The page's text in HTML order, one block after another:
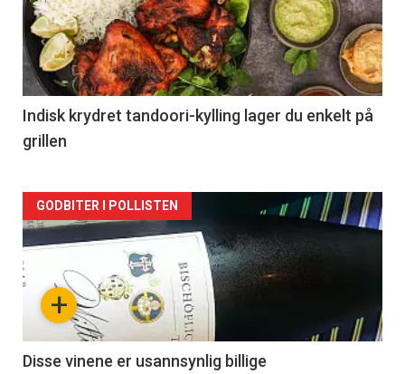
nå
-
2
Indisk krydret tandoori-kylling lager du enkelt på
grillen
Forsiden
akkurat
nå
3
+
GODBITER I POLLISTEN
Disse vinene er usannsynlig billige